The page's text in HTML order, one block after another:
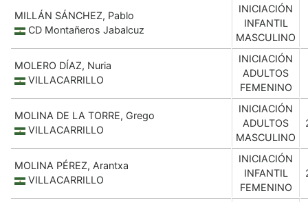
MILLÁN SÁNCHEZ, Pablo
CD Montañeros Jabalcuz
INICIACIÓN
INFANTIL
MASCULINO
MOLERO DÍAZ, Nuria
VILLACARRILLO
INICIACIÓN
ADULTOS
FEMENINO
MOLINA DE LA TORRE, Grego
VILLACARRILLO
INICIACIÓN
ADULTOS
MASCULINO
MOLINA PÉREZ, Arantxa
VILLACARRILLO
INICIACIÓN
INFANTIL
FEMENINO